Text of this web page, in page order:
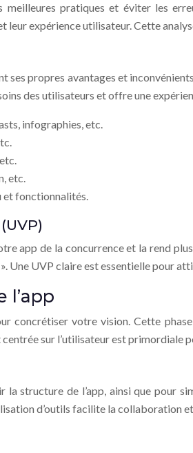
meilleures pratiques et éviter les
expérience utilisateur. Cette
ses propres avantages et
des utilisateurs et offre une
infographies, etc.
etc.
et fonctionnalités.
app de la concurrence et la rend
Une UVP claire est essentielle pour
l’app
concrétiser votre vision. Cette
sur l’utilisateur est primordiale
structure de l’app, ainsi que pour
d’outils facilite la collaboration